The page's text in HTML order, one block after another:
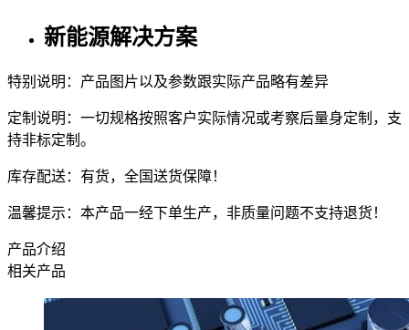
新能源解决方案
特别说明：产品图片以及参数跟实际产品略有差异
定制说明：一切规格按照客户实际情况或考察后量身定制，支
持非标定制。
库存配送：有货，全国送货保障！
温馨提示：本产品一经下单生产，非质量问题不支持退货！
产品介绍
相关产品